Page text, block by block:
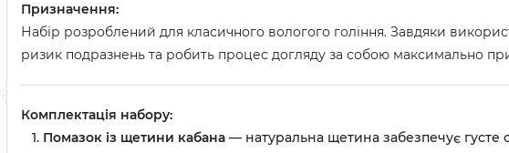
Призначення:
Набір розроблений для класичного вологого гоління. Завдяки
ризик подразнень та робить процес догляду за собою максимально
Комплектація набору:
Помазок із щетини кабана — натуральна щетина забезпечує густе